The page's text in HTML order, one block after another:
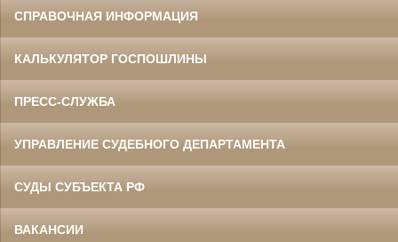
СПРАВОЧНАЯ ИНФОРМАЦИЯ
КАЛЬКУЛЯТОР ГОСПОШЛИНЫ
ПРЕСС-СЛУЖБА
УПРАВЛЕНИЕ СУДЕБНОГО ДЕПАРТАМЕНТА
СУДЫ СУБЪЕКТА РФ
ВАКАНСИИ